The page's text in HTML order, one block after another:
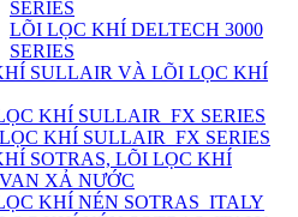
SERIES
LÕI LỌC KHÍ DELTECH 3000
SERIES
SULLAIR VÀ LÕI LỌC KHÍ
KHÍ SULLAIR_FX SERIES
KHÍ SULLAIR_FX SERIES
SOTRAS, LÕI LỌC KHÍ
XẢ NƯỚC
KHÍ NÉN SOTRAS_ITALY